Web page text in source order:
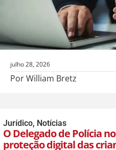
julho 28, 2026
Por William Bretz
Jurídico, Notícias
O Delegado de Polícia
proteção digital das